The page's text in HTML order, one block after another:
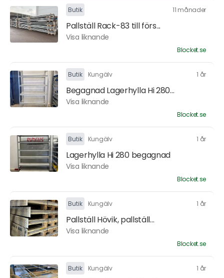
Butik 11 månader
Pallställ Rack-83 till förs...
Visa liknande
Blocket.se
Butik Kungälv 1 år
Begagnad Lagerhylla Hi 280...
Visa liknande
Blocket.se
Butik Kungälv 1 år
Lagerhylla Hi 280 begagnad
Visa liknande
Blocket.se
Butik Kungälv 1 år
Pallställ Hövik, pallställ...
Visa liknande
Blocket.se
Butik Kungälv 1 år